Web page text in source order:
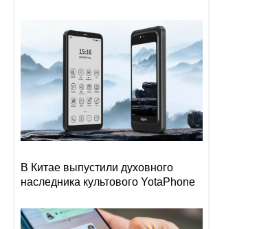
В Китае выпустили духовного
наследника культового YotaPhone